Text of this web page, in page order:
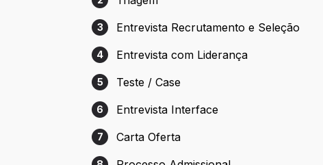
Etapa 2: Triagem
Etapa 3: Entrevista Recrutamento e Seleção
3 Entrevista Recrutamento e Seleção
Etapa 4: Entrevista com Liderança
4 Entrevista com Liderança
Etapa 5: Teste / Case
5 Teste / Case
Etapa 6: Entrevista Interface
6 Entrevista Interface
Etapa 7: Carta Oferta
7 Carta Oferta